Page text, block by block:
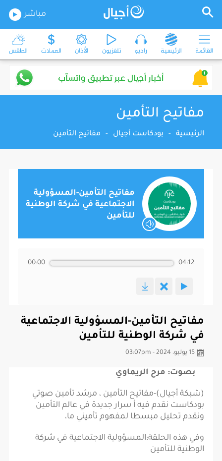
مباشر
القائمة الرئيسية راديو تلفزيون الأذان العملات الطقس
مفاتيح التأمين
الرئيسية - بودكاست أجيال - مفاتيح التأمين
مفاتيح التأمين-المسؤولية
الاجتماعية في شركة الوطنية
للتأمين
00:00 04:12
مفاتيح التأمين-المسؤولية الاجتماعية
في شركة الوطنية للتأمين
15 يوليو، 2024 - 03:07pm
بصوت: مرح الريماوي
(شبكة أجيال)-مفاتيح التأمين ، مرشد تأمين صوتي
بودكاست نقدم فيه أ سرار جديدة في عالم التأمين
ونقدم تحليل مبسطا لمفهوم تأميني ما،
وفي هذه الحلقة:المسؤولية الاجتماعية في شركة
الوطنية للتأمين